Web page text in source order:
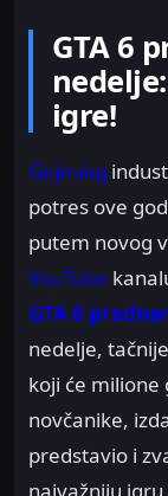
GTA 6
igre!
Gejming
potres ove
putem novog
YouTube
GTA 6
nedelje,
koji će
novčanike,
predstavio i